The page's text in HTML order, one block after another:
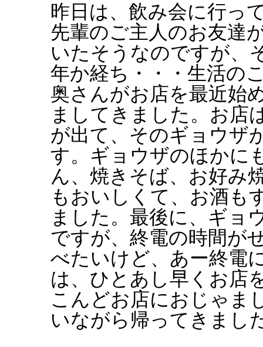
昨日は、飲み会に行っ
先輩のご主人のお友達
いたそうなのですが、
年か経ち・・・生活の
奥さんがお店を最近始
ましてきました。お店
が出て、そのギョウザ
す。ギョウザのほかに
ん、焼きそば、お好み
もおいしくて、お酒も
ました。最後に、ギョ
ですが、終電の時間が
べたいけど、あー終電
は、ひとあし早くお店
こんどお店におじゃま
いながら帰ってきまし